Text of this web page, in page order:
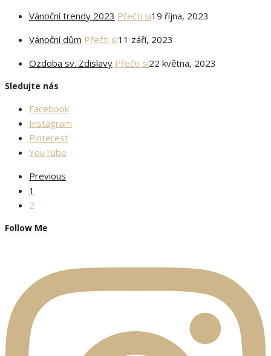
Vánoční trendy 2023 Přečti si19 října, 2023
Vánoční dům Přečti si11 září, 2023
Ozdoba sv. Zdislavy Přečti si22 května, 2023
Sledujte nás
Facebook
Instagram
Pinterest
YouTube
Previous
1
2
Follow Me